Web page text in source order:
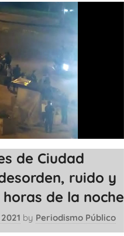
de Ciudad
ruido y
de la noche
by Periodismo Público